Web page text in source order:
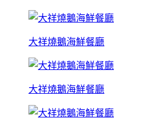
大祥燒鵝海鮮餐廳
大祥燒鵝海鮮餐廳